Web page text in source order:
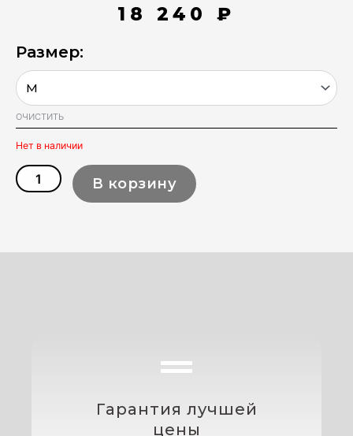
18 240₽
Размер:
ОЧИСТИТЬ
Нет в наличии
Количество
товара
Спасательный
жилет
для
неопрен
мужской
Jetpilot
В корзину
Гарантия лучшей
цены